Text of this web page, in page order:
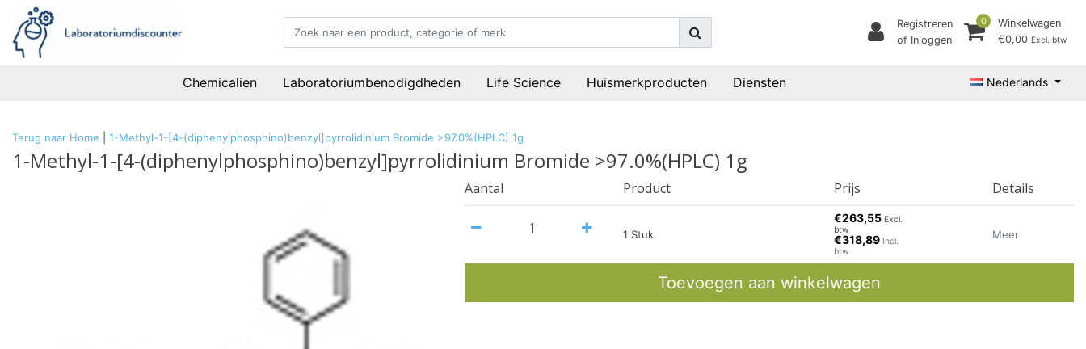
Registreren
of Inloggen
0
Winkelwagen
€0,00 Excl. btw
Chemicalien Laboratoriumbenodigdheden Life Science Huismerkproducten Diensten Nederlands
Terug naar Home 1-Methyl-1-[4-(diphenylphosphino)benzyl]pyrrolidinium Bromide >97.0%(HPLC) 1g
1-Methyl-1-[4-(diphenylphosphino)benzyl]pyrrolidinium Bromide >97.0%(HPLC) 1g
Aantal Product Prijs Details
1 Stuk
€263,55 Excl.
btw
€318,89 Incl.
btw
Meer
Toevoegen aan winkelwagen